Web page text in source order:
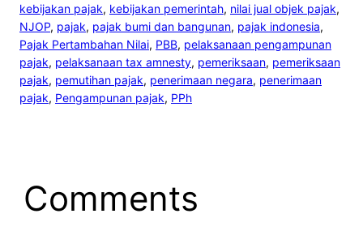
kebijakan pajak, kebijakan pemerintah, nilai jual objek pajak
NJOP, pajak, pajak bumi dan bangunan, pajak indonesia
Pajak Pertambahan Nilai, PBB, pelaksanaan pengampunan
pajak, pelaksanaan tax amnesty, pemeriksaan, pemeriksaan
pajak, pemutihan pajak, penerimaan negara, penerimaan
pajak, Pengampunan pajak, PPh
Comments